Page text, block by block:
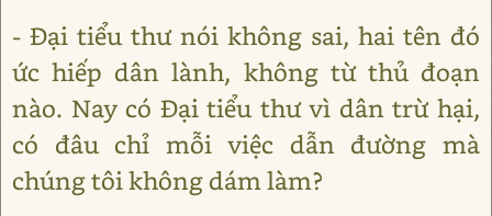
- Đại tiểu thư nói không sai, hai tên đó
ức hiếp dân lành, không từ thủ đoạn
nào. Nay có Đại tiểu thư vì dân trừ hại,
có đâu chỉ mỗi việc dẫn đường mà
chúng tôi không dám làm?